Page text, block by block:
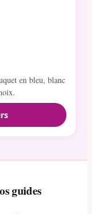
en bleu, blanc
guides